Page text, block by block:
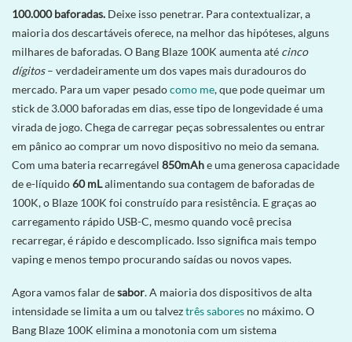
100.000 baforadas. Deixe isso penetrar. Para contextualizar, a
maioria dos descartáveis ​​oferece, na melhor das hipóteses, alguns
milhares de baforadas. O Bang Blaze 100K aumenta até cinco
dígitos– verdadeiramente um dos vapes mais duradouros do
mercado. Para um vaper pesadocomo me, que pode queimar um
stick de 3.000 baforadas em dias, esse tipo de longevidade é uma
virada de jogo. Chega de carregar peças sobressalentes ou entrar
em pânico ao comprar um novo dispositivo no meio da semana.
Com uma bateria recarregável 850mAhe uma generosa capacidade
de e-líquido60 mLalimentando sua contagem de baforadas de
100K, o Blaze 100K foi construído para resistência. E graças ao
carregamento rápido USB-C, mesmo quando você precisa
recarregar, é rápido e descomplicado. Isso significa mais tempo
vaping e menos tempo procurando saídas ou novos vapes.
Agora vamos falar desabor. A maioria dos dispositivos de alta
intensidade se limita a um ou talveztrês sabores no máximo. O
Bang Blaze 100K elimina a monotonia com um sistema